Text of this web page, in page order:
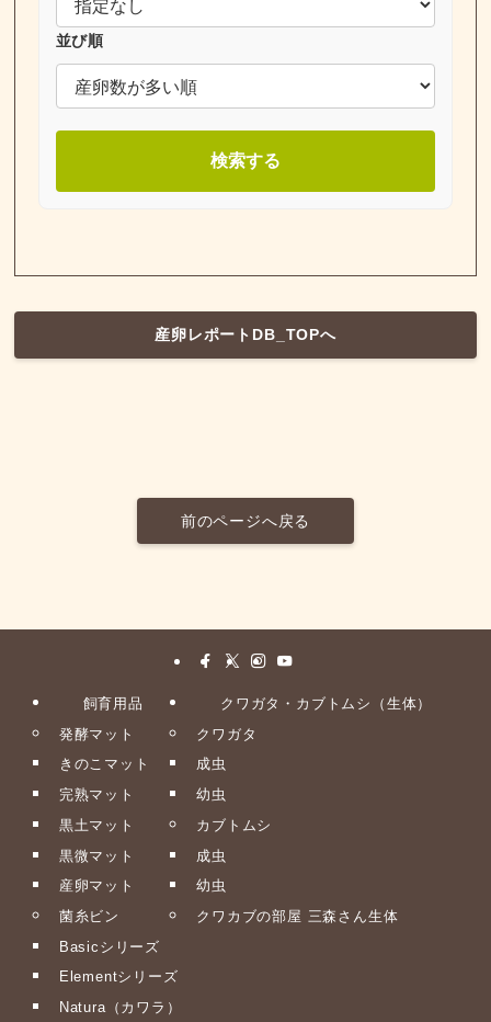
並び順
検索する
産卵レポートDB_TOPへ
前のページへ戻る
飼育用品
発酵マット
きのこマット
完熟マット
黒土マット
黒微マット
産卵マット
菌糸ビン
Basicシリーズ
Elementシリーズ
Natura（カワラ）
クワガタ・カブトムシ（生体）
クワガタ
成虫
幼虫
カブトムシ
成虫
幼虫
クワカブの部屋 三森さん生体